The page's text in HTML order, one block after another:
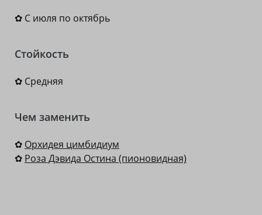
✿ С июля по октябрь
Стойкость
✿ Средняя
Чем заменить
✿ Орхидея цимбидиум
✿ Роза Дэвида Остина (пионовидная)